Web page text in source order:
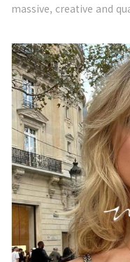
massive, creative and